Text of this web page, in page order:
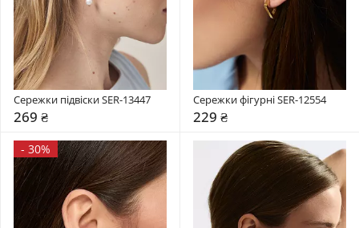
Сережки підвіски SER-13447
269 ₴
Сережки фігурні SER-12554
229 ₴
- 30%